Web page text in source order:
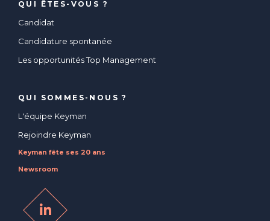
QUI ÊTES-VOUS ?
Candidat
Candidature spontanée
Les opportunités Top Management
QUI SOMMES-NOUS ?
L'équipe Keyman
Rejoindre Keyman
Keyman fête ses 20 ans
Newsroom